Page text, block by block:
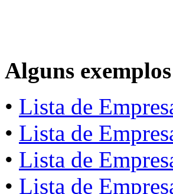
Alguns
• Lista de
• Lista de
• Lista de
• Lista de